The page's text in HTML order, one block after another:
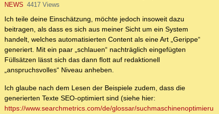
NEWS 4417 Views
Ich teile deine Einschätzung, möchte jedoch insoweit dazu
beitragen, als dass es sich aus meiner Sicht um ein System
handelt, welches automatisierten Content als eine Art „Gerippe“
generiert. Mit ein paar „schlauen“ nachträglich eingefügten
Füllsätzen lässt sich das dann flott auf redaktionell
„anspruchsvolles“ Niveau anheben.
Ich glaube nach dem Lesen der Beispiele zudem, dass die
generierten Texte SEO-optimiert sind (siehe hier:
https://www.searchmetrics.com/de/glossar/suchmaschinenoptimieru